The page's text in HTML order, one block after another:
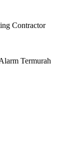
Contractor
Termurah